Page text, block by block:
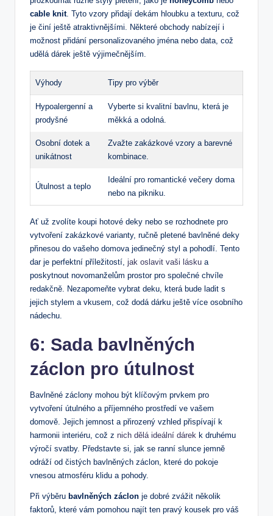
cable knit. Tyto ⁢vzory přidají dekám hloubku a texturu, což
je činí ještě atraktivnějšími. Některé ⁤obchody nabízejí i
možnost přidání personalizovaného jména nebo data, což
udělá dárek ​ještě výjimečnějším.
Výhody Tipy pro výběr
Hypoalergenní⁣ a
prodyšné
Vyberte si kvalitní bavlnu, která je
měkká a odolná.
Osobní dotek a
unikátnost
Zvažte zakázkové vzory a barevné
kombinace.
Útulnost a teplo
Ideální ⁢pro romantické večery doma
nebo na ​pikniku.
Ať už ⁤zvolíte koupi‍ hotové deky nebo se rozhodnete ⁤pro
vytvoření zakázkové varianty,⁤ ručně pletené bavlněné deky ​
přinesou do vašeho domova jedinečný styl a pohodlí. Tento
dar je perfektní ‌příležitostí, jak oslavit vaši lásku ​a
poskytnout novomanželům prostor pro společné chvíle
redakčně. Nezapomeňte vybrat deku, která bude ladit s
jejich stylem a vkusem, což dodá ‌dárku ještě více ‍osobního
‌nádechu.
6: Sada bavlněných
záclon pro útulnost
Bavlněné záclony mohou být⁤ klíčovým prvkem pro
vytvoření útulného a příjemného prostředí ve vašem
domově. Jejich ⁣jemnost a přirozený vzhled‌ přispívají k
harmonii interiéru, což z nich dělá ideální dárek ‍k druhému‌
výročí svatby. Představte si, jak se ‌ranní slunce jemně
odráží od ⁤čistých bavlněných záclon, které do pokoje
vnesou atmosféru klidu a ‌pohody.
Při výběru bavlněných záclon je dobré zvážit několik
faktorů,⁤ které vám pomohou najít ten pravý kousek pro váš